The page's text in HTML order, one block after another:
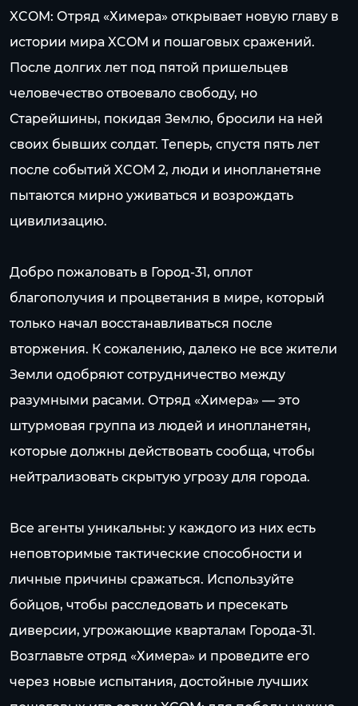
XCOM: Отряд «Химера» открывает новую главу в
истории мира XCOM и пошаговых сражений.
После долгих лет под пятой пришельцев
человечество отвоевало свободу, но
Старейшины, покидая Землю, бросили на ней
своих бывших солдат. Теперь, спустя пять лет
после событий XCOM 2, люди и инопланетяне
пытаются мирно уживаться и возрождать
цивилизацию.
Добро пожаловать в Город-31, оплот
благополучия и процветания в мире, который
только начал восстанавливаться после
вторжения. К сожалению, далеко не все жители
Земли одобряют сотрудничество между
разумными расами. Отряд «Химера» — это
штурмовая группа из людей и инопланетян,
которые должны действовать сообща, чтобы
нейтрализовать скрытую угрозу для города.
Все агенты уникальны: у каждого из них есть
неповторимые тактические способности и
личные причины сражаться. Используйте
бойцов, чтобы расследовать и пресекать
диверсии, угрожающие кварталам Города-31.
Возглавьте отряд «Химера» и проведите его
через новые испытания, достойные лучших